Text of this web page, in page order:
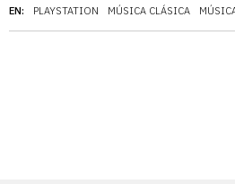
EN: PLAYSTATION MÚSICA CLÁSICA